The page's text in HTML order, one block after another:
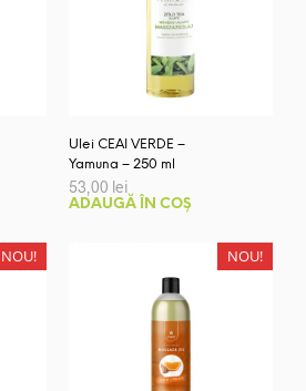
Ulei CEAI VERDE –
Yamuna – 250 ml
53,00 lei
ADAUGĂ ÎN COȘ
NOU! NOU!